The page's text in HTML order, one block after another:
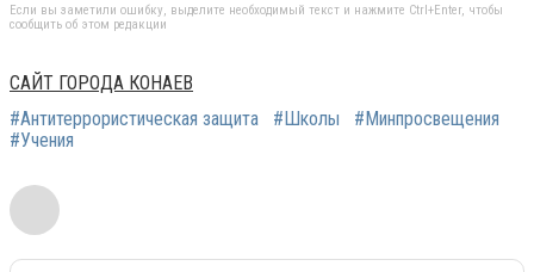
Если вы заметили ошибку, выделите необходимый текст и нажмите Ctrl+Enter, чтобы
сообщить об этом редакции
САЙТ ГОРОДА КОНАЕВ
#Антитеррористическая защита
#Школы
#Минпросвещения
#Учения